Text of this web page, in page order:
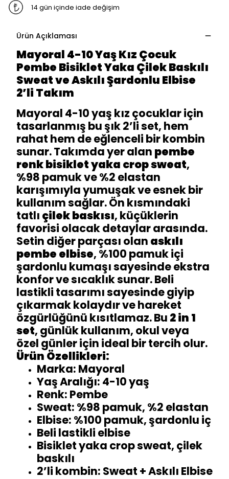
14 gün içinde iade değişim
Ürün Açıklaması
Mayoral 4-10 Yaş Kız Çocuk
Pembe Bisiklet Yaka Çilek Baskılı
Sweat ve Askılı Şardonlu Elbise
2’li Takım
Mayoral 4-10 yaş kız çocuklar için
tasarlanmış bu şık 2’li set, hem
rahat hem de eğlenceli bir kombin
sunar. Takımda yer alan pembe
renk bisiklet yaka crop sweat,
%98 pamuk ve %2 elastan
karışımıyla yumuşak ve esnek bir
kullanım sağlar. Ön kısmındaki
tatlı çilek baskısı, küçüklerin
favorisi olacak detaylar arasında.
Setin diğer parçası olan askılı
pembe elbise, %100 pamuk içi
şardonlu kumaşı sayesinde ekstra
konfor ve sıcaklık sunar. Beli
lastikli tasarımı sayesinde giyip
çıkarmak kolaydır ve hareket
özgürlüğünü kısıtlamaz. Bu 2 in 1
set, günlük kullanım, okul veya
özel günler için ideal bir tercih olur.
Ürün Özellikleri:
Marka: Mayoral
Yaş Aralığı: 4-10 yaş
Renk: Pembe
Sweat: %98 pamuk, %2 elastan
Elbise: %100 pamuk, şardonlu iç
Beli lastikli elbise
Bisiklet yaka crop sweat, çilek
baskılı
2’li kombin: Sweat + Askılı Elbise